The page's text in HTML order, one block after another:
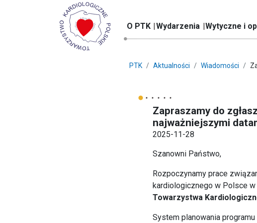
O PTK Wydarzenia Wytyczne i
PTK Aktualności Wiadomości
Zapraszamy do
najważniejszymi
2025-11-28
Szanowni Państwo,
Rozpoczynamy prace
kardiologicznego w Polsce
Towarzystwa
System planowania